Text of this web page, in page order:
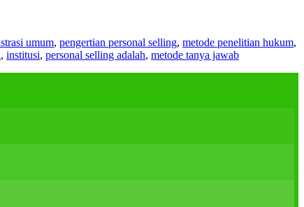
umum, pengertian personal selling, metode penelitian hukum,
, institusi, personal selling adalah, metode tanya jawab